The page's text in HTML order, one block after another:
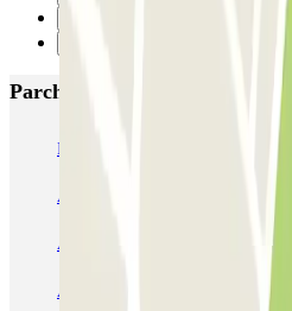
Parcheggi più popolari a
IC Hospital Virgen de las Nieves
APK2 Escolapios APK2 Triunfo
AUSSA Hermanos Maristas
AENA Aeropuerto de Granada -